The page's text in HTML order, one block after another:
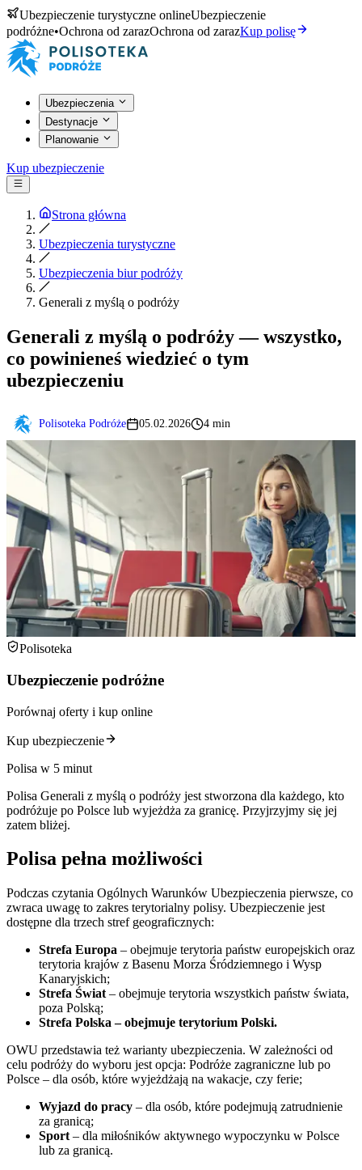
Ubezpieczenie turystyczne onlineUbezpieczenie
podróżne•Ochrona od zarazOchrona od zarazKup polisę
Ubezpieczenia
Destynacje
Planowanie
Kup ubezpieczenie
Strona główna
Ubezpieczenia turystyczne
Ubezpieczenia biur podróży
Generali z myślą o podróży
Generali z myślą o podróży — wszystko,
co powinieneś wiedzieć o tym
ubezpieczeniu
Polisoteka Podróże 05.02.2026 4 min
Polisoteka
Ubezpieczenie podróżne
Porównaj oferty i kup online
Kup ubezpieczenie
Polisa w 5 minut
Polisa Generali z myślą o podróży jest stworzona dla każdego, kto
podróżuje po Polsce lub wyjeżdża za granicę. Przyjrzyjmy się jej
zatem bliżej.
Polisa pełna możliwości
Podczas czytania Ogólnych Warunków Ubezpieczenia pierwsze, co
zwraca uwagę to zakres terytorialny polisy. Ubezpieczenie jest
dostępne dla trzech stref geograficznych:
Strefa Europa – obejmuje terytoria państw europejskich oraz
terytoria krajów z Basenu Morza Śródziemnego i Wysp
Kanaryjskich;
Strefa Świat – obejmuje terytoria wszystkich państw świata,
poza Polską;
Strefa Polska – obejmuje terytorium Polski.
OWU przedstawia też warianty ubezpieczenia. W zależności od
celu podróży do wyboru jest opcja: Podróże zagraniczne lub po
Polsce – dla osób, które wyjeżdżają na wakacje, czy ferie;
Wyjazd do pracy – dla osób, które podejmują zatrudnienie
za granicą;
Sport – dla miłośników aktywnego wypoczynku w Polsce
lub za granicą.